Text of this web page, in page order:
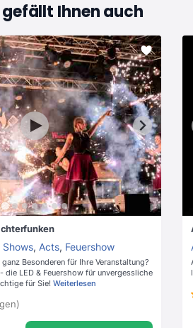
Ihnen auch
Shows, Acts, Feuershow
Besonderen für Ihre Veranstaltung?
die LED & Feuershow für unvergessliche
für Sie! Weiterlesen